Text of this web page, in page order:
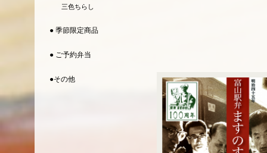
三色ちらし
● 季節限定商品
● ご予約弁当
●その他